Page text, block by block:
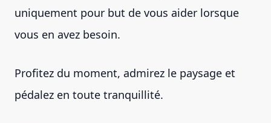
uniquement pour but de vous aider lorsque
vous en avez besoin.
Profitez du moment, admirez le paysage et
pédalez en toute tranquillité.